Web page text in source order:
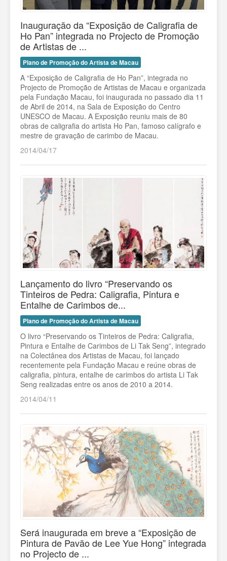
Inauguração da “Exposição de Caligrafia de
Ho Pan” integrada no Projecto de Promoção
de Artistas de ...
Plano de Promoção do Artista de Macau
A “Exposição de Caligrafia de Ho Pan”, integrada no
Projecto de Promoção de Artistas de Macau e organizada
pela Fundação Macau, foi inaugurada no passado dia 11
de Abril de 2014, na Sala de Exposição do Centro
UNESCO de Macau. A Exposição reuniu mais de 80
obras de caligrafia do artista Ho Pan, famoso calígrafo e
mestre de gravação de carimbo de Macau.
2014/04/17
Lançamento do livro “Preservando os
Tinteiros de Pedra: Caligrafia, Pintura e
Entalhe de Carimbos de...
Plano de Promoção do Artista de Macau
O livro “Preservando os Tinteiros de Pedra: Caligrafia,
Pintura e Entalhe de Carimbos de Li Tak Seng”, integrado
na Colectânea dos Artistas de Macau, foi lançado
recentemente pela Fundação Macau e reúne obras de
caligrafia, pintura, entalhe de carimbos do artista Li Tak
Seng realizadas entre os anos de 2010 a 2014.
2014/04/11
Será inaugurada em breve a “Exposição de
Pintura de Pavão de Lee Yue Hong” integrada
no Projecto de ...